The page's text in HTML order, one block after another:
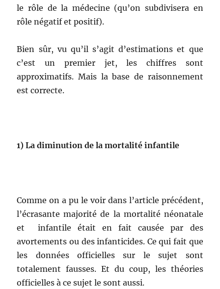
le rôle de la médecine (qu’on subdivisera en
rôle négatif et positif).
Bien sûr, vu qu’il s’agit d’estimations et que
c’est un premier jet, les chiffres sont
approximatifs. Mais la base de raisonnement
est correcte.
1)La diminution de la mortalité infantile
Comme on a pu le voir dans l’article précédent,
l’écrasante majorité de la mortalité néonatale
et infantile était en fait causée par des
avortements ou des infanticides. Ce qui fait que
les données officielles sur le sujet sont
totalement fausses. Et du coup, les théories
officielles à ce sujet le sont aussi.